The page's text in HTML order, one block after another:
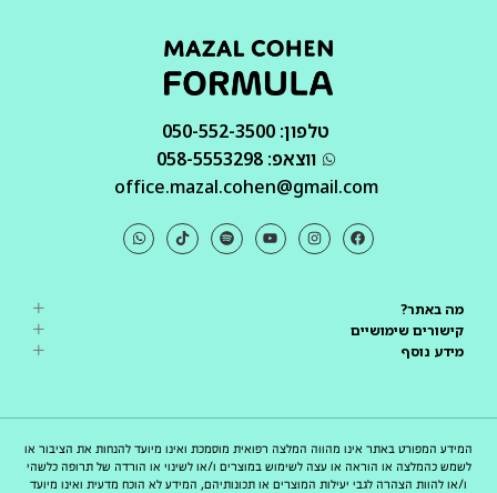
טלפון: 050-552-3500
ווצאפ: 058-5553298
office.mazal.cohen@gmail.com
מה באתר?
קישורים שימושיים
מידע נוסף
המידע המפורט באתר אינו מהווה המלצה רפואית מוסמכת ואינו מיועד להנחות את הציבור או
לשמש כהמלצה או הוראה או עצה לשימוש במוצרים ו/או לשינוי או הורדה של תרופה כלשהי
ו/או להוות הצהרה לגבי יעילות המוצרים או תכונותיהם, המידע לא הוכח מדעית ואינו מיועד